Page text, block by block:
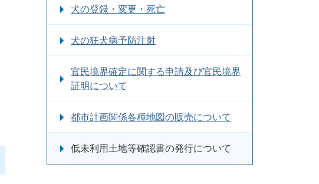
犬の登録・変更・死亡
犬の狂犬病予防注射
官民境界確定に関する申請及び官民境界
証明について
都市計画関係各種地図の販売について
低未利用土地等確認書の発行について